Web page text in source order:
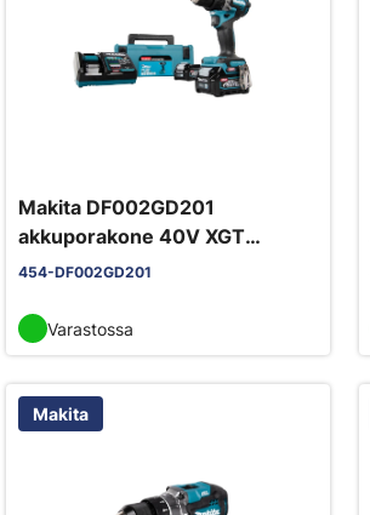
Makita DF002GD201
akkuporakone 40V XGT
2x2,5Ah
454-DF002GD201
Varastossa
Makita